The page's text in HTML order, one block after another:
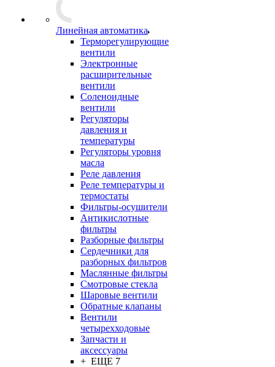
Линейная автоматика
Терморегулирующие
вентили
Электронные
расширительные
вентили
Соленоидные
вентили
Регуляторы
давления и
температуры
Регуляторы уровня
масла
Реле давления
Реле температуры и
термостаты
Фильтры-осушители
Антикислотные
фильтры
Разборные фильтры
Сердечники для
разборных фильтров
Маслянные фильтры
Смотровые стекла
Шаровые вентили
Обратные клапаны
Вентили
четырехходовые
Запчасти и
аксессуары
+ ЕЩЕ 7